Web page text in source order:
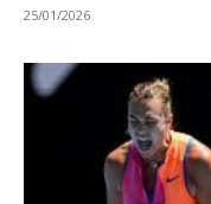
25/01/2026